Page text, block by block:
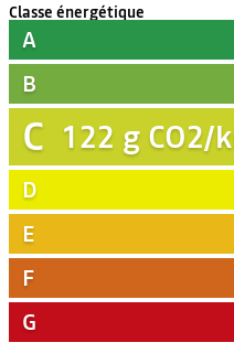
Classe énergétique
A
B
C 122 g CO2/
D
E
F
G